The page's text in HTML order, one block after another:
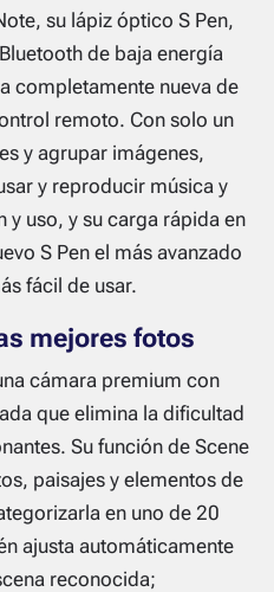
su lápiz óptico S Pen,
de baja energía
completamente nueva de
remoto. Con solo un
y agrupar imágenes,
y reproducir música y
y uso, y su carga rápida en
S Pen el más avanzado
fácil de usar.
mejores fotos
cámara premium con
que elimina la dificultad
Su función de Scene
paisajes y elementos de
en uno de 20
ajusta automáticamente
reconocida;